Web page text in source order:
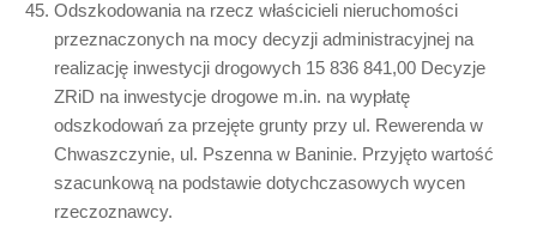
Odszkodowania na rzecz właścicieli nieruchomości
przeznaczonych na mocy decyzji administracyjnej na
realizację inwestycji drogowych 15 836 841,00 Decyzje
ZRiD na inwestycje drogowe m.in. na wypłatę
odszkodowań za przejęte grunty przy ul. Rewerenda w
Chwaszczynie, ul. Pszenna w Baninie. Przyjęto wartość
szacunkową na podstawie dotychczasowych wycen
rzeczoznawcy.